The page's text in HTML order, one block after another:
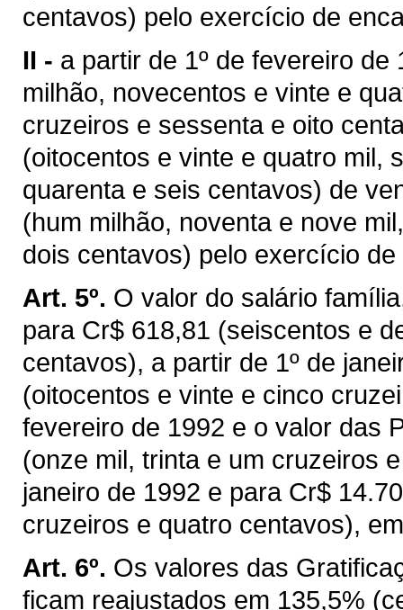
centavos) pelo exercício de
II - a partir de 1º de fevereiro
milhão, novecentos e vinte e
cruzeiros e sessenta e oito
(oitocentos e vinte e quatro mil,
quarenta e seis centavos) de
(hum milhão, noventa e nove
dois centavos) pelo exercício
Art. 5º. O valor do salário
para Cr$ 618,81 (seiscentos e
centavos), a partir de 1º de
(oitocentos e vinte e cinco
fevereiro de 1992 e o valor das
(onze mil, trinta e um cruzeiros
janeiro de 1992 e para Cr$
cruzeiros e quatro centavos),
Art. 6º. Os valores das
ficam reajustados em 135,5%